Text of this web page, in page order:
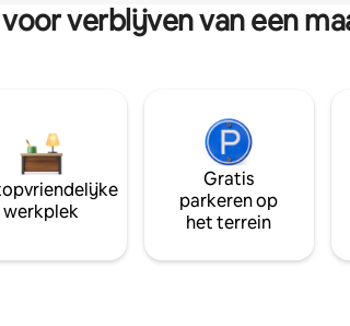
verblijven van een
werkplek
Gratis
parkeren op
het terrein